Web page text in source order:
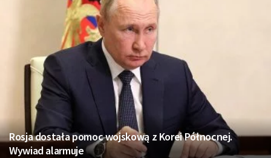
Rosja dostała pomoc wojskową z Korei Północnej.
Wywiad alarmuje